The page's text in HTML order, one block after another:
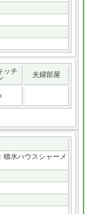
ッチ
夫婦部屋
積水ハウスシャーメ